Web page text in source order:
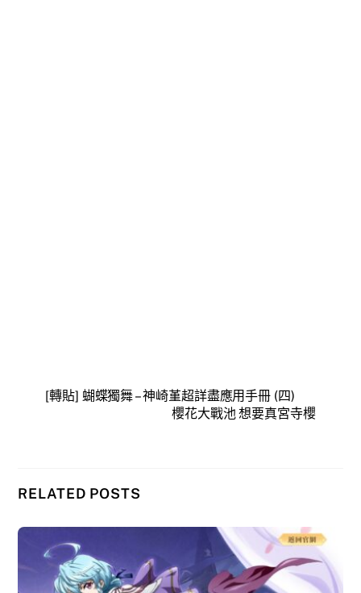
[轉貼] 蝴蝶獨舞 – 神崎堇超詳盡應用手冊 (四)
櫻花大戰池 想要真宮寺櫻
RELATED POSTS